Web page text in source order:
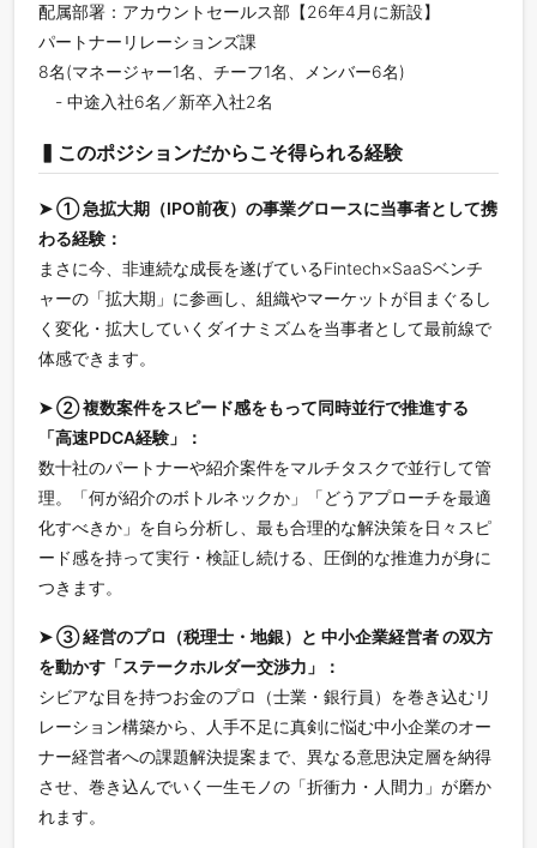
配属部署：アカウントセールス部【26年4月に新設】
パートナーリレーションズ課
8名(マネージャー1名、チーフ1名、メンバー6名)
- 中途入社6名／新卒入社2名
▍このポジションだからこそ得られる経験
➤ ① 急拡大期（IPO前夜）の事業グロースに当事者として携
わる経験：
まさに今、非連続な成長を遂げているFintech×SaaSベンチ
ャーの「拡大期」に参画し、組織やマーケットが目まぐるし
く変化・拡大していくダイナミズムを当事者として最前線で
体感できます。
➤ ② 複数案件をスピード感をもって同時並行で推進する
「高速PDCA経験」：
数十社のパートナーや紹介案件をマルチタスクで並行して管
理。「何が紹介のボトルネックか」「どうアプローチを最適
化すべきか」を自ら分析し、最も合理的な解決策を日々スピ
ード感を持って実行・検証し続ける、圧倒的な推進力が身に
つきます。
➤ ③ 経営のプロ（税理士・地銀）と 中小企業経営者 の双方
を動かす「ステークホルダー交渉力」：
シビアな目を持つお金のプロ（士業・銀行員）を巻き込むリ
レーション構築から、人手不足に真剣に悩む中小企業のオー
ナー経営者への課題解決提案まで、異なる意思決定層を納得
させ、巻き込んでいく一生モノの「折衝力・人間力」が磨か
れます。